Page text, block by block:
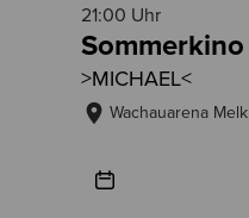
21:00 Uhr
Sommerkino
>MICHAEL<
Wachauarena Melk